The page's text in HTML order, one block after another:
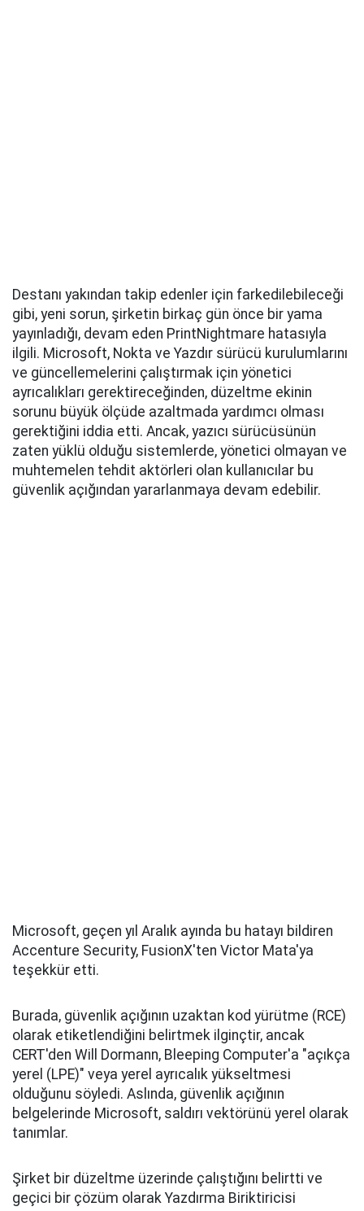
Destanı yakından takip edenler için farkedilebileceği
gibi, yeni sorun, şirketin birkaç gün önce bir yama
yayınladığı, devam eden PrintNightmare hatasıyla
ilgili. Microsoft, Nokta ve Yazdır sürücü kurulumlarını
ve güncellemelerini çalıştırmak için yönetici
ayrıcalıkları gerektireceğinden, düzeltme ekinin
sorunu büyük ölçüde azaltmada yardımcı olması
gerektiğini iddia etti. Ancak, yazıcı sürücüsünün
zaten yüklü olduğu sistemlerde, yönetici olmayan ve
muhtemelen tehdit aktörleri olan kullanıcılar bu
güvenlik açığından yararlanmaya devam edebilir.
Microsoft, geçen yıl Aralık ayında bu hatayı bildiren
Accenture Security, FusionX'ten Victor Mata'ya
teşekkür etti.
Burada, güvenlik açığının uzaktan kod yürütme (RCE)
olarak etiketlendiğini belirtmek ilginçtir, ancak
CERT'den Will Dormann, Bleeping Computer'a "açıkça
yerel (LPE)" veya yerel ayrıcalık yükseltmesi
olduğunu söyledi. Aslında, güvenlik açığının
belgelerinde Microsoft, saldırı vektörünü yerel olarak
tanımlar.
Şirket bir düzeltme üzerinde çalıştığını belirtti ve
geçici bir çözüm olarak Yazdırma Biriktiricisi